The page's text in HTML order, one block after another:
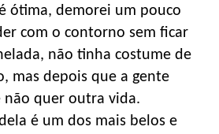
ótima, demorei um pouco
com o contorno sem ficar
não tinha costume de
mas depois que a gente
não quer outra vida.
é um dos mais belos e